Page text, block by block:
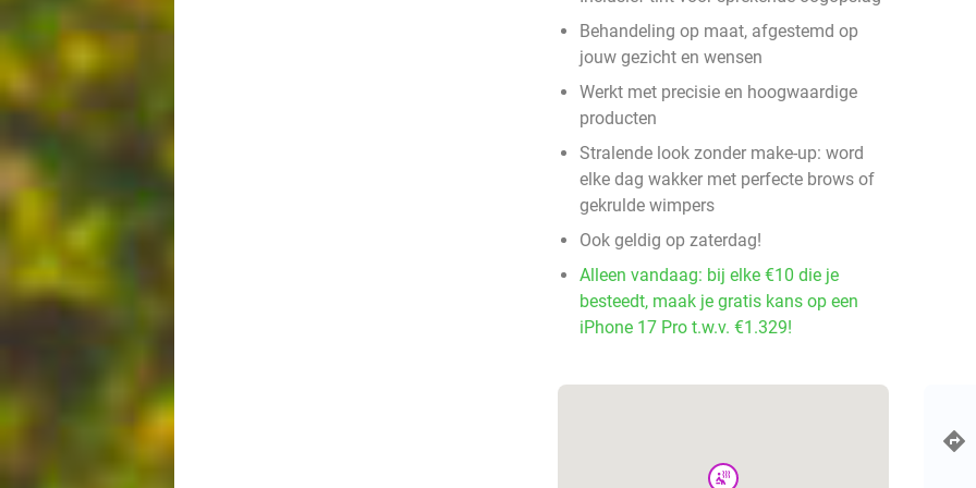
Behandeling op maat, afgestemd op
jouw gezicht en wensen
Werkt met precisie en hoogwaardige
producten
Stralende look zonder make-up: word
elke dag wakker met perfecte brows of
gekrulde wimpers
Ook geldig op zaterdag!
Alleen vandaag: bij elke €10 die je
besteedt, maak je gratis kans op een
iPhone 17 Pro t.w.v. €1.329!
wellness